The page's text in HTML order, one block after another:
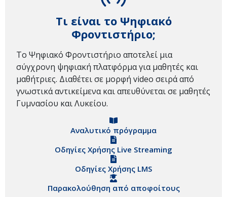
Τι είναι το Ψηφιακό
Φροντιστήριο;
Το Ψηφιακό Φροντιστήριο αποτελεί μια
σύγχρονη ψηφιακή πλατφόρμα για μαθητές και
μαθήτριες. Διαθέτει σε μορφή video σειρά από
γνωστικά αντικείμενα και απευθύνεται σε μαθητές
Γυμνασίου και Λυκείου.
Αναλυτικό πρόγραμμα
Οδηγίες Χρήσης Live Streaming
Οδηγίες Χρήσης LMS
Παρακολούθηση από αποφοίτους